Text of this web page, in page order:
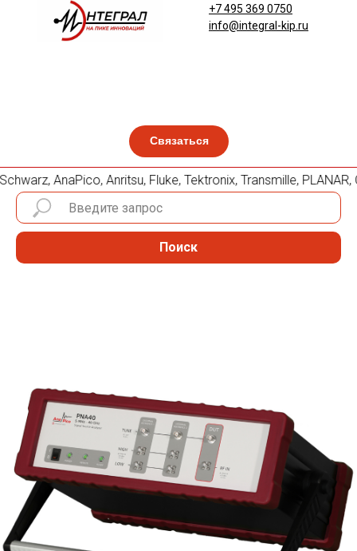
Связаться
+7 495 369 0750
info@integral-kip.ru
AnaPico, Anritsu, Fluke, Tektronix, Transmille,
Поиск